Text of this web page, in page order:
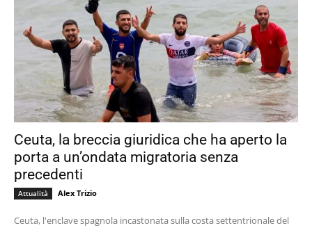
Ceuta, la breccia giuridica che ha aperto la
porta a un’ondata migratoria senza
precedenti
Attualità Alex Trizio
Ceuta, l'enclave spagnola incastonata sulla costa settentrionale del